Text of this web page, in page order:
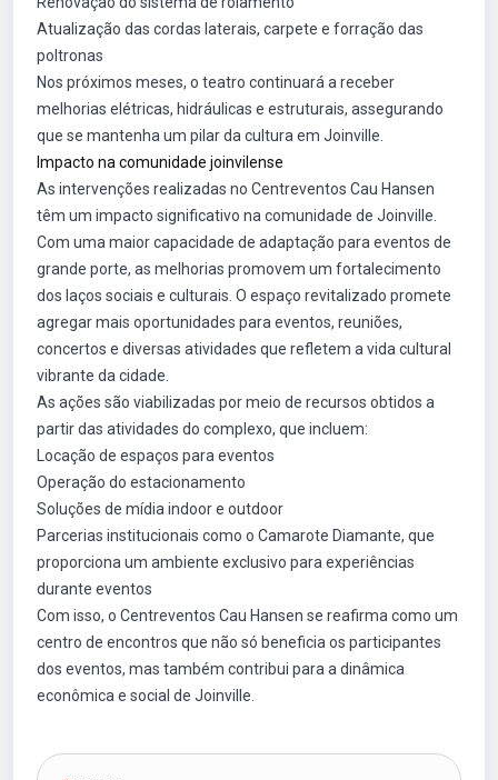
Atualização das cordas laterais, carpete e forração das
poltronas
Nos próximos meses, o teatro continuará a receber
melhorias elétricas, hidráulicas e estruturais, assegurando
que se mantenha um pilar da cultura em Joinville.
Impacto na comunidade joinvilense
As intervenções realizadas no Centreventos Cau Hansen
têm um impacto significativo na comunidade de Joinville.
Com uma maior capacidade de adaptação para eventos de
grande porte, as melhorias promovem um fortalecimento
dos laços sociais e culturais. O espaço revitalizado promete
agregar mais oportunidades para eventos, reuniões,
concertos e diversas atividades que refletem a vida cultural
vibrante da cidade.
As ações são viabilizadas por meio de recursos obtidos a
partir das atividades do complexo, que incluem:
Locação de espaços para eventos
Operação do estacionamento
Soluções de mídia indoor e outdoor
Parcerias institucionais como o Camarote Diamante, que
proporciona um ambiente exclusivo para experiências
durante eventos
Com isso, o Centreventos Cau Hansen se reafirma como um
centro de encontros que não só beneficia os participantes
dos eventos, mas também contribui para a dinâmica
econômica e social de Joinville.